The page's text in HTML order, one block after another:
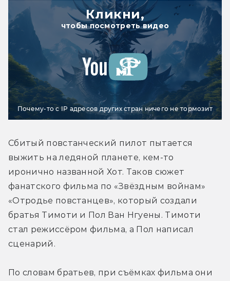
Кликни,
чтобы посмотреть видео
Почему-то с IP адресов других стран ничего не тормозит
Сбитый повстанческий пилот пытается
выжить на ледяной планете, кем-то
иронично названной Хот. Таков сюжет
фанатского фильма по «Звёздным войнам»
«Отродье повстанцев», который создали
братья Тимоти и Пол Ван Нгуены. Тимоти
стал режиссёром фильма, а Пол написал
сценарий.
По словам братьев, при съёмках фильма они